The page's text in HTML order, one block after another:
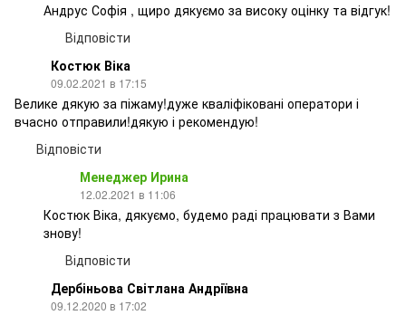
Андрус Софія , щиро дякуємо за високу оцінку та відгук!
Відповісти
Костюк Віка
09.02.2021 в 17:15
Велике дякую за піжаму!дуже кваліфіковані оператори і
вчасно отправили!дякую і рекомендую!
Відповісти
Менеджер Ирина
12.02.2021 в 11:06
Костюк Віка, дякуємо, будемо раді працювати з Вами
знову!
Відповісти
Дербіньова Світлана Андріївна
09.12.2020 в 17:02